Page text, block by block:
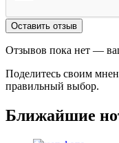
Оставить отзыв
Отзывов пока нет —
Поделитесь своим
правильный выбор.
Ближайшие